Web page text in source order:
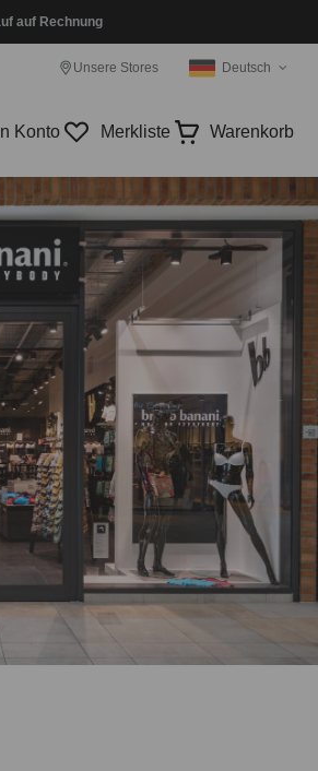
auf Rechnung
Unsere Stores Deutsch
Konto Merkliste Warenkorb